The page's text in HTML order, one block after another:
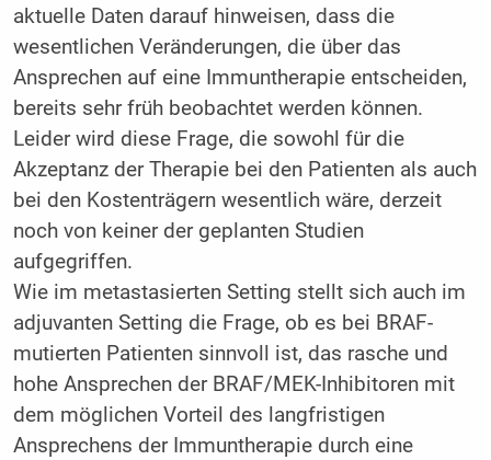
aktuelle Daten darauf hinweisen, dass die
wesentlichen Veränderungen, die über das
Ansprechen auf eine Immuntherapie entscheiden,
bereits sehr früh beobachtet werden können.
Leider wird diese Frage, die sowohl für die
Akzeptanz der Therapie bei den Patienten als auch
bei den Kostenträgern wesentlich wäre, derzeit
noch von keiner der geplanten Studien
aufgegriffen.
Wie im metastasierten Setting stellt sich auch im
adjuvanten Setting die Frage, ob es bei BRAF-
mutierten Patienten sinnvoll ist, das rasche und
hohe Ansprechen der BRAF/MEK-Inhibitoren mit
dem möglichen Vorteil des langfristigen
Ansprechens der Immuntherapie durch eine